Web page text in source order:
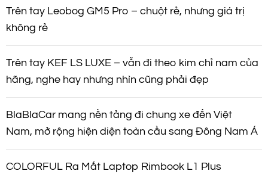
Trên tay Leobog GM5 Pro – chuột rẻ, nhưng giá trị
không rẻ
Trên tay KEF LS LUXE – vẫn đi theo kim chỉ nam của
hãng, nghe hay nhưng nhìn cũng phải đẹp
BlaBlaCar mang nền tảng đi chung xe đến Việt
Nam, mở rộng hiện diện toàn cầu sang Đông Nam Á
COLORFUL Ra Mắt Laptop Rimbook L1 Plus